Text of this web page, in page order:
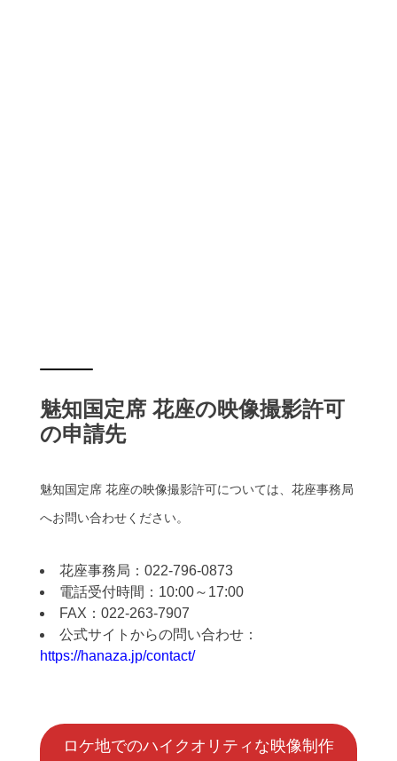
魅知国定席 花座の映像撮影許可
の申請先
魅知国定席 花座の映像撮影許可については、花座事務局
へお問い合わせください。
花座事務局：022-796-0873
電話受付時間：10:00～17:00
FAX：022-263-7907
公式サイトからの問い合わせ：
https://hanaza.jp/contact/
ロケ地でのハイクオリティな映像制作